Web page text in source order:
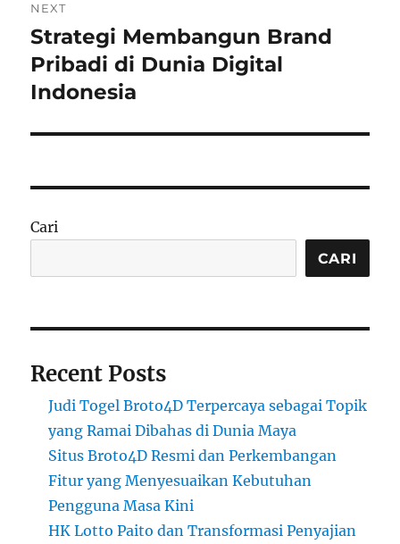
NEXT
Next
post:
Strategi Membangun Brand
Pribadi di Dunia Digital
Indonesia
Cari
CARI
Recent Posts
Judi Togel Broto4D Terpercaya sebagai Topik
yang Ramai Dibahas di Dunia Maya
Situs Broto4D Resmi dan Perkembangan
Fitur yang Menyesuaikan Kebutuhan
Pengguna Masa Kini
HK Lotto Paito dan Transformasi Penyajian